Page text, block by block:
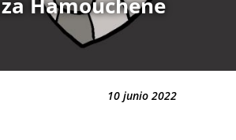
10 junio 2022